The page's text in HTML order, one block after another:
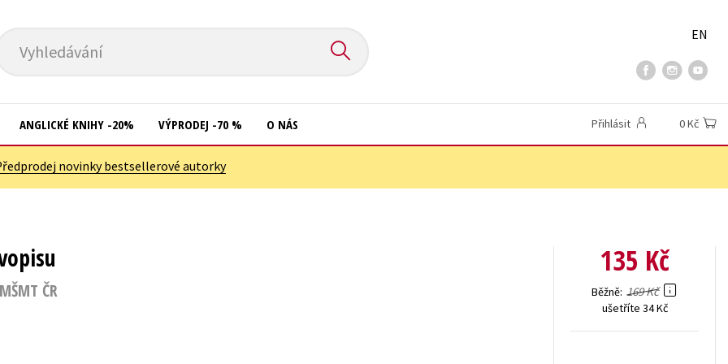
Vyhledávání
EN
ANGLICKÉ KNIHY -20% VÝPRODEJ -70 % O NÁS Přihlásit 0 Kč
novinky bestsellerové autorky
ČR
135 Kč
Běžně 169 Kč
ušetříte 34 Kč